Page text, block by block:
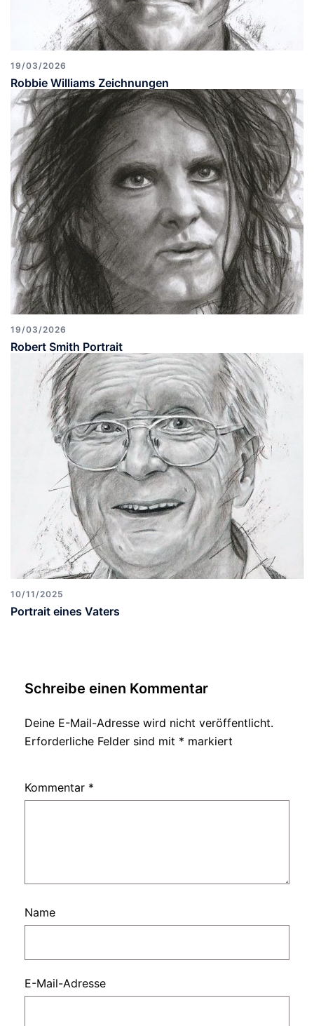
19/03/2026
Robbie Williams Zeichnungen
19/03/2026
Robert Smith Portrait
10/11/2025
Portrait eines Vaters
Schreibe einen Kommentar
Deine E-Mail-Adresse wird nicht veröffentlicht.
Erforderliche Felder sind mit * markiert
Kommentar *
Name
E-Mail-Adresse